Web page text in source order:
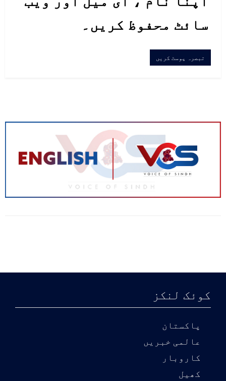
سائٹ محفوظ کریں۔
کوئک لنکز
پاکستان
عالمی خبریں
کاروبار
کھیل